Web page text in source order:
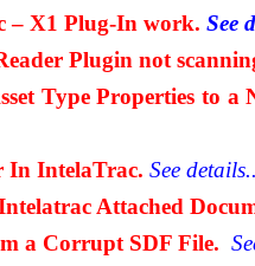
– X1 Plug-In work. See
Plugin not
Type Properties to
In IntelaTrac. See
Attached
a Corrupt SDF File.